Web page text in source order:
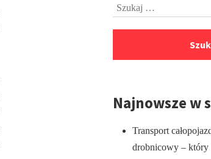
Szukaj:
Najnowsze w
Transport
drobnicowy – który